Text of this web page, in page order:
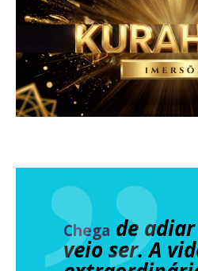
Chega de
veio ser. A